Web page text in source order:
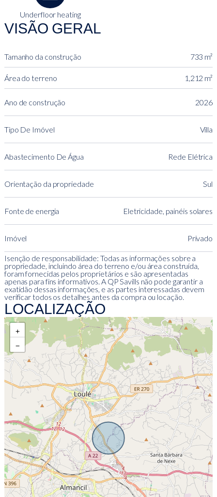
Underfloor heating
VISÃO GERAL
Tamanho da construção 733 m²
Área do terreno 1,212 m²
Ano de construção 2026
Tipo De Imóvel Villa
Abastecimento De Água Rede Elétrica
Orientação da propriedade Sul
Fonte de energia Eletricidade, painéis solares
Imóvel Privado
Isenção de responsabilidade: Todas as informações sobre a
propriedade, incluindo área do terreno e/ou área construída,
foram fornecidas pelos proprietários e são apresentadas
apenas para fins informativos. A QP Savills não pode garantir a
exatidão dessas informações, e as partes interessadas devem
verificar todos os detalhes antes da compra ou locação.
LOCALIZAÇÃO
+
−